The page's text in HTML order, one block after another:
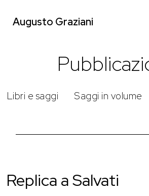
Augusto Graziani
Libri e saggi Saggi in volume
Replica a Salvati